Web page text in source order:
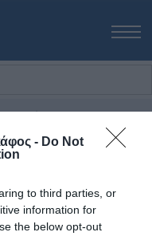
- Do Not
to third parties, or
information for
the below opt-out
στη Ζάκυνθο
ΚΑΤΑΔΥΣΗ